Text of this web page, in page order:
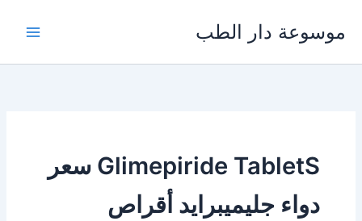
المحتوى
موسوعة دار الطب
Glimepiride TabletS سعر
دواء جليميبرايد أقراص